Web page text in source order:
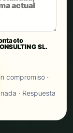
SL.
compromiso ·
· Respuesta